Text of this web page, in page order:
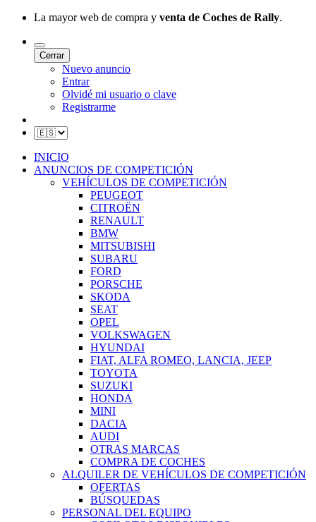
La mayor web de compra y venta de Coches de Rally.
Cerrar
Nuevo anuncio
Entrar
Olvidé mi usuario o clave
Registrarme
INICIO
ANUNCIOS DE COMPETICIÓN
VEHÍCULOS DE COMPETICIÓN
PEUGEOT
CITROËN
RENAULT
BMW
MITSUBISHI
SUBARU
FORD
PORSCHE
SKODA
SEAT
OPEL
VOLKSWAGEN
HYUNDAI
FIAT, ALFA ROMEO, LANCIA, JEEP
TOYOTA
SUZUKI
HONDA
MINI
DACIA
AUDI
OTRAS MARCAS
COMPRA DE COCHES
ALQUILER DE VEHÍCULOS DE COMPETICIÓN
OFERTAS
BÚSQUEDAS
PERSONAL DEL EQUIPO